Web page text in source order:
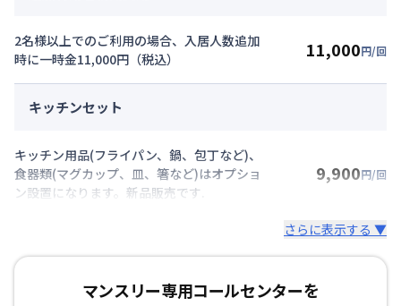
2名様以上でのご利用の場合、入居人数追加
時に一時金11,000円（税込）
11,000円/回
キッチンセット
キッチン用品(フライパン、鍋、包丁など)、
食器類(マグカップ、皿、箸など)はオプショ
ン設置になります。新品販売です.
9,900円/回
さらに表示する ▼
マンスリー専用コールセンターを